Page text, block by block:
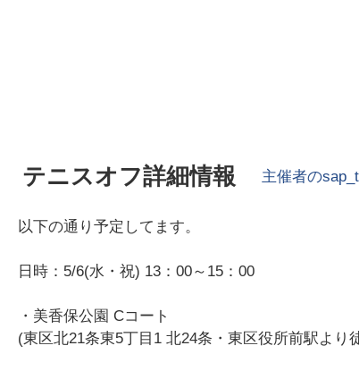
テニスオフ詳細情報 主催者の
以下の通り予定してます。
日時：5/6(水・祝) 13：00～15：00
・美香保公園 Cコート
(東区北21条東5丁目1 北24条・東区役所前駅より